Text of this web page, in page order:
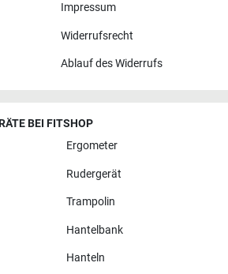
Impressum
Widerrufsrecht
Ablauf des Widerrufs
BEI FITSHOP
Ergometer
Rudergerät
Trampolin
Hantelbank
Hanteln